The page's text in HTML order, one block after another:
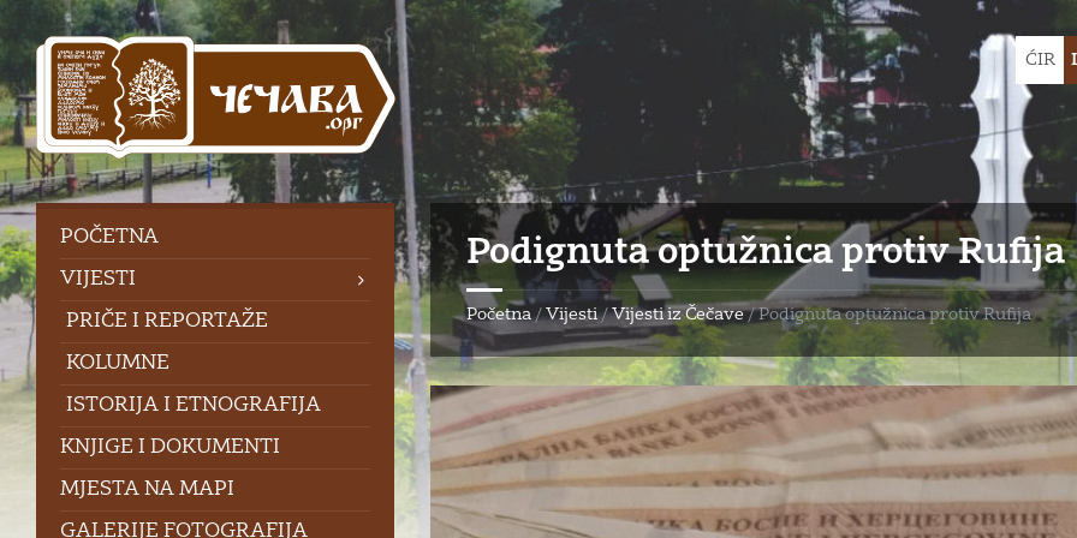
Skip
content
Skip
left
sidebar
Skip
footer
Choose
ĆIR
Podignuta optužnica protiv Rufija
Početna /Vijesti/Vijesti iz Čečave/Podignuta optužnica protiv Rufija
POČETNA
VIJESTI
PRIČE I REPORTAŽE
KOLUMNE
ISTORIJA I ETNOGRAFIJA
KNJIGE I DOKUMENTI
MJESTA NA MAPI
GALERIJE FOTOGRAFIJA